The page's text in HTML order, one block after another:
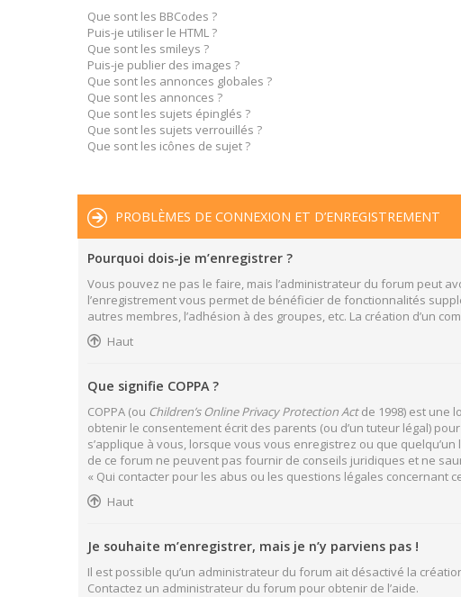
Que sont les BBCodes ?
Puis-je utiliser le HTML ?
Que sont les smileys ?
Puis-je publier des images ?
Que sont les annonces globales ?
Que sont les annonces ?
Que sont les sujets épinglés ?
Que sont les sujets verrouillés ?
Que sont les icônes de sujet ?
PROBLÈMES DE CONNEXION ET D’ENREGISTREMENT
Pourquoi dois-je m’enregistrer ?
Vous pouvez ne pas le faire, mais l’administrateur du forum peut
l’enregistrement vous permet de bénéficier de fonctionnalités
autres membres, l’adhésion à des groupes, etc. La création d’un
Haut
Que signifie COPPA ?
COPPA (ou Children’s Online Privacy Protection Actde 1998) est une
obtenir le consentement écrit des parents (ou d’un tuteur légal)
s’applique à vous, lorsque vous vous enregistrez ou que
de ce forum ne peuvent pas fournir de conseils juridiques et ne
« Qui contacter pour les abus ou les questions légales concernant
Haut
Je souhaite m’enregistrer, mais je n’y parviens pas !
Il est possible qu’un administrateur du forum ait désactivé la
Contactez un administrateur du forum pour obtenir de l’aide.